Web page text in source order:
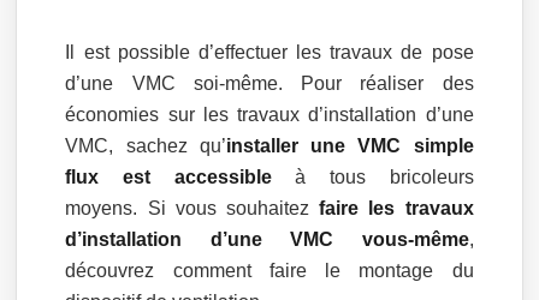
Il est possible d’effectuer les travaux de pose
d’une VMC soi-même. Pour réaliser des
économies sur les travaux d’installation d’une
VMC, sachez qu’installer une VMC simple
flux est accessibleà tous bricoleurs
moyens. Si vous souhaitezfaire les travaux
d’installation d’une VMC vous-même,
découvrez comment faire le montage du